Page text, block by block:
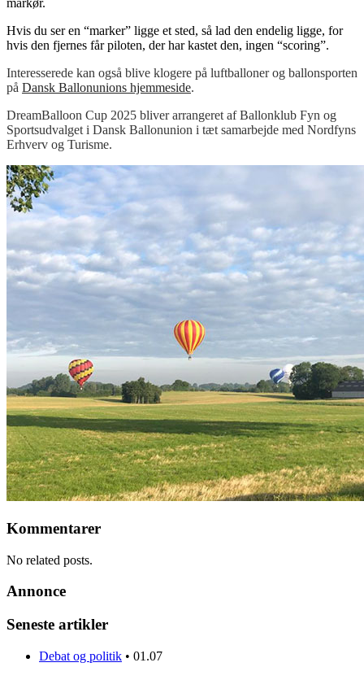
markør.
Hvis du ser en “marker” ligge et sted, så lad den endelig ligge, for
hvis den fjernes får piloten, der har kastet den, ingen “scoring”.
Interesserede kan også blive klogere på luftballoner og ballonsporten
på Dansk Ballonunions hjemmeside.
DreamBalloon Cup 2025 bliver arrangeret af Ballonklub Fyn og
Sportsudvalget i Dansk Ballonunion i tæt samarbejde med Nordfyns
Erhverv og Turisme.
Kommentarer
No related posts.
Annonce
Seneste artikler
Debat og politik • 01.07